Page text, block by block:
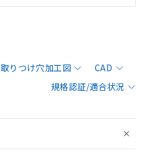
取りつけ穴加工図
CAD
規格認証/適合状況